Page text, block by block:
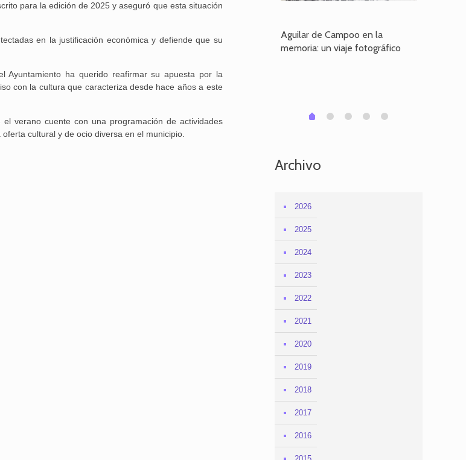
para la edición de 2025 y aseguró que esta situación
en la justificación económica y defiende que su
Ayuntamiento ha querido reafirmar su apuesta por la
con la cultura que caracteriza desde hace años a este
verano cuente con una programación de actividades
cultural y de ocio diversa en el municipio.
Aguilar de Campoo en la
memoria: un viaje fotográfico
Aguilar de Campoo en la
memoria: un viaje fotográfico
0 1 2 3 4
Archivo
2026
2025
2024
2023
2022
2021
2020
2019
2018
2017
2016